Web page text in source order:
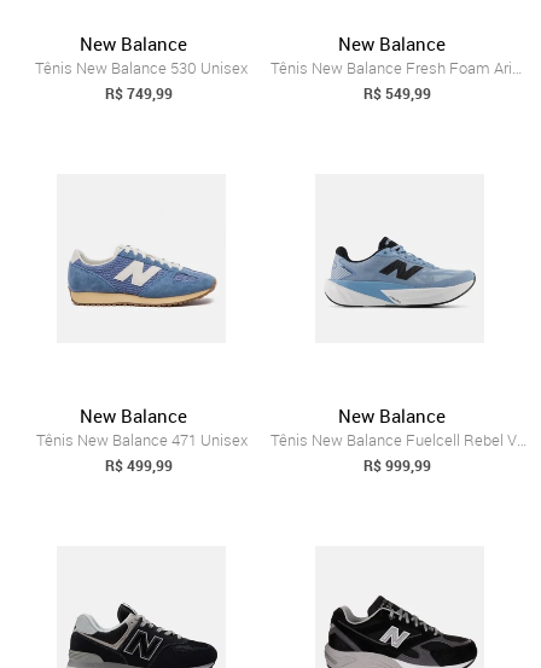
New Balance
Tênis New Balance 530 Unisex
R$ 749,99
New Balance
Tênis New Balance Fresh Foam Arishiv4 Masculino
R$ 549,99
New Balance
Tênis New Balance 471 Unisex
R$ 499,99
New Balance
Tênis New Balance Fuelcell Rebel V5 Masculino
R$ 999,99